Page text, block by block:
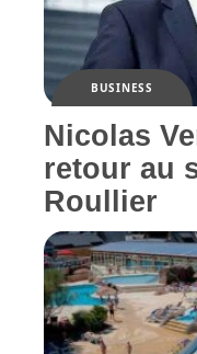
BUSINESS
Nicolas
retour au
Roullier